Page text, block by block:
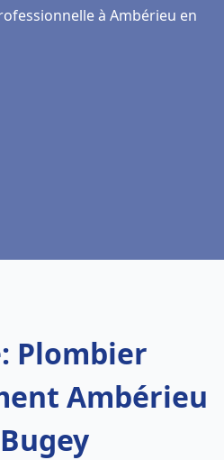
à Ambérieu en
Plombier
Ambérieu